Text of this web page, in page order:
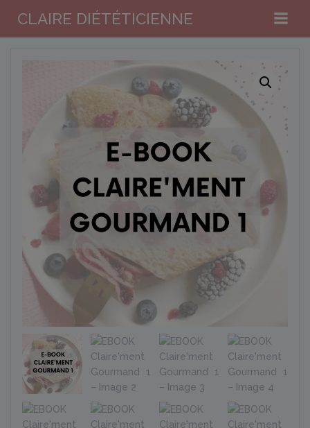
au
contenu
CLAIRE DIÉTÉTICIENNE